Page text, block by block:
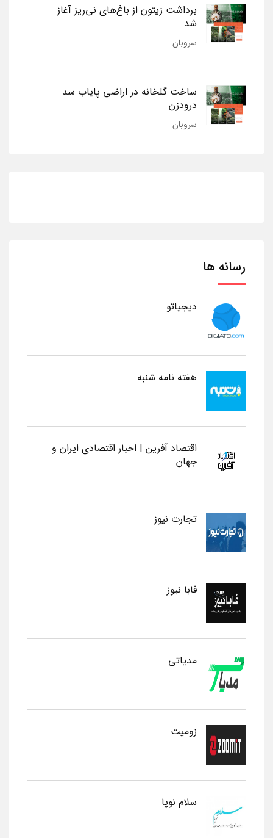
برداشت زیتون از باغ‌های نی‌ریز آغاز
شد
سروبان
ساخت گلخانه در اراضی پایاب سد
درودزن
سروبان
رسانه ها
دیجیاتو
هفته نامه شنبه
اقتصاد آفرین | اخبار اقتصادی ایران و
جهان
تجارت نیوز
فابا نیوز
مدیاتی
زومیت
سلام نوپا